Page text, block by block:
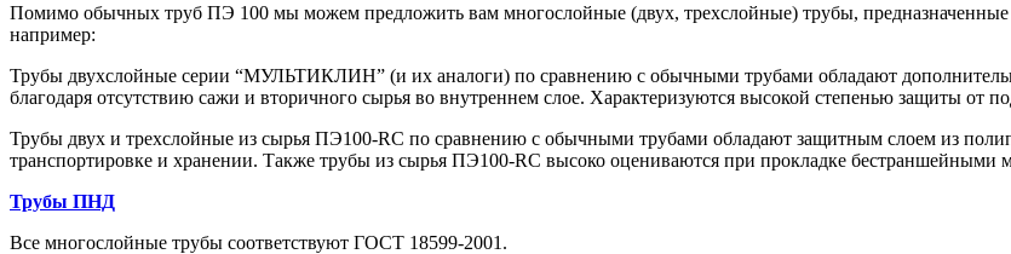
Помимо обычных труб ПЭ 100 мы можем предложить вам многослойные (двух, трехслойные) трубы, предназначенные
например:
Трубы двухслойные серии “МУЛЬТИКЛИН” (и их аналоги) по сравнению с обычными трубами обладают
благодаря отсутствию сажи и вторичного сырья во внутреннем слое. Характеризуются высокой степенью защиты от
Трубы двух и трехслойные из сырья ПЭ100-RC по сравнению с обычными трубами обладают защитным слоем из
транспортировке и хранении. Также трубы из сырья ПЭ100-RC высоко оцениваются при прокладке бестраншейными
Трубы ПНД
Все многослойные трубы соответствуют ГОСТ 18599-2001.